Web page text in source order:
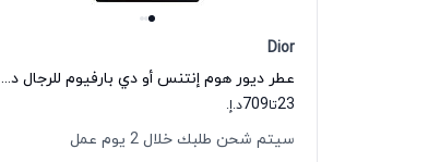
Dior
عطر ديور هوم إنتنس أو دي بارفيوم للرجال ديور
23تا709د.إ.
سيتم شحن طلبك خلال 2 يوم عمل